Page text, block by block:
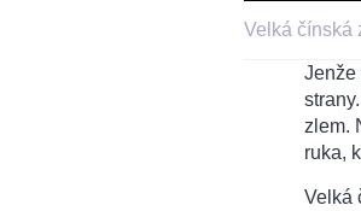
Velká čínská
Jenže
zlem.
ruka,
Velká